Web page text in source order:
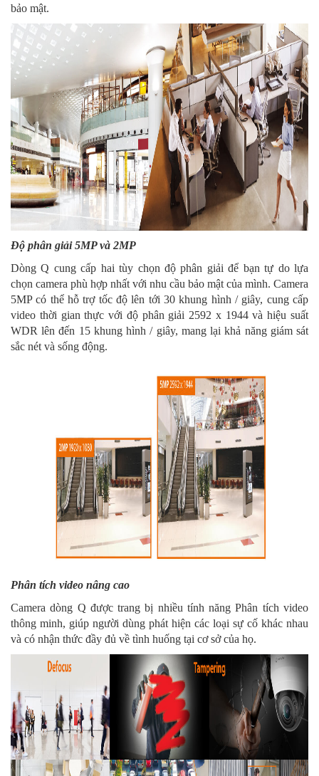
bảo mật.
Độ phân giải 5MP và 2MP
Dòng Q cung cấp hai tùy chọn độ phân giải để bạn tự do lựa
chọn camera phù hợp nhất với nhu cầu bảo mật của mình. Camera
5MP có thể hỗ trợ tốc độ lên tới 30 khung hình / giây, cung cấp
video thời gian thực với độ phân giải 2592 x 1944 và hiệu suất
WDR lên đến 15 khung hình / giây, mang lại khả năng giám sát
sắc nét và sống động.
Phân tích video nâng cao
Camera dòng Q được trang bị nhiều tính năng Phân tích video
thông minh, giúp người dùng phát hiện các loại sự cố khác nhau
và có nhận thức đầy đủ về tình huống tại cơ sở của họ.